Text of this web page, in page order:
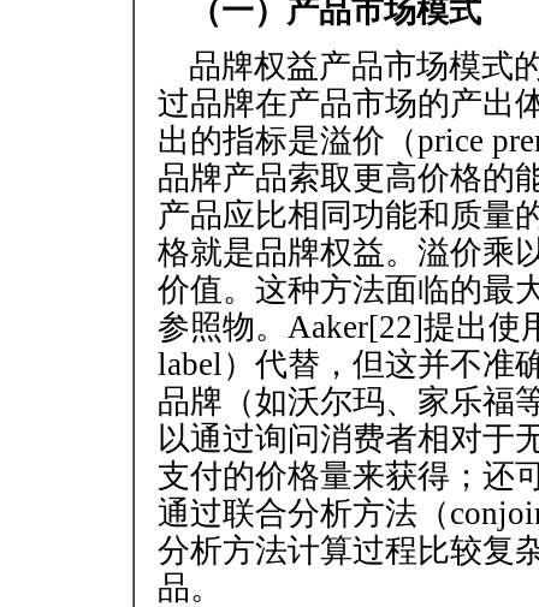
（一）产品市场模式
品牌权益产品市场模式
过品牌在产品市场的产出
出的指标是溢价（price
品牌产品索取更高价格的
产品应比相同功能和质量
格就是品牌权益。溢价乘
价值。这种方法面临的最
参照物。Aaker[22]提出使
label）代替，但这并不准
品牌（如沃尔玛、家乐福
以通过询问消费者相对于
支付的价格量来获得；还
通过联合分析方法（
分析方法计算过程比较复
品。